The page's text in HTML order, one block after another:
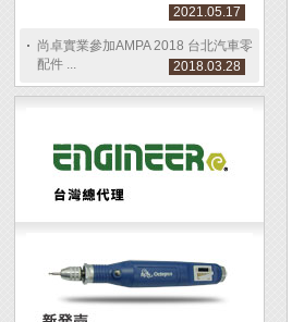
2021.05.17
尚卓實業參加AMPA 2018 台北汽車零
配件 ...
2018.03.28